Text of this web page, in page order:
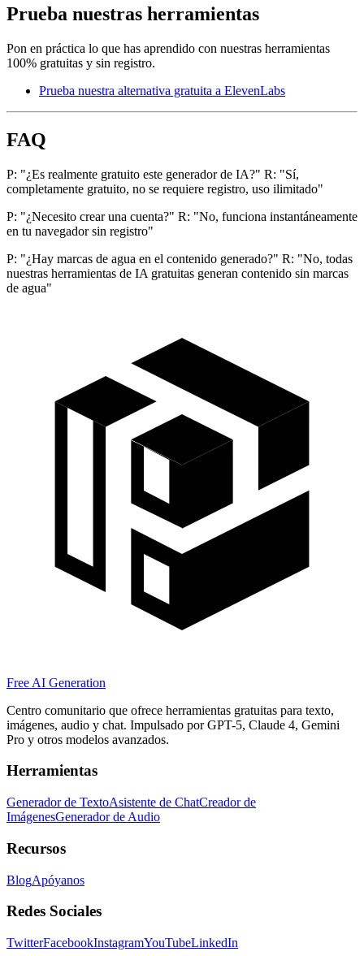
Prueba nuestras herramientas
Pon en práctica lo que has aprendido con nuestras herramientas
100% gratuitas y sin registro.
Prueba nuestra alternativa gratuita a ElevenLabs
FAQ
P: "¿Es realmente gratuito este generador de IA?" R: "Sí,
completamente gratuito, no se requiere registro, uso ilimitado"
P: "¿Necesito crear una cuenta?" R: "No, funciona instantáneamente
en tu navegador sin registro"
P: "¿Hay marcas de agua en el contenido generado?" R: "No, todas
nuestras herramientas de IA gratuitas generan contenido sin marcas
de agua"
Free AI Generation
Centro comunitario que ofrece herramientas gratuitas para texto,
imágenes, audio y chat. Impulsado por GPT-5, Claude 4, Gemini
Pro y otros modelos avanzados.
Herramientas
Generador de TextoAsistente de ChatCreador de
ImágenesGenerador de Audio
Recursos
BlogApóyanos
Redes Sociales
TwitterFacebookInstagramYouTubeLinkedIn